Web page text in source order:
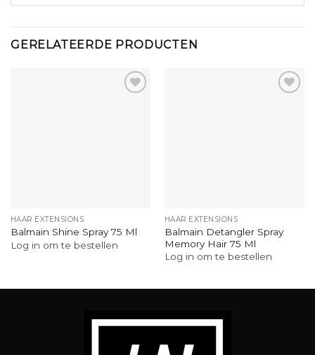
GERELATEERDE PRODUCTEN
HAAR EXTENSIONS
Balmain Shine Spray 75 Ml
Log in om te bestellen
HAAR EXTENSIONS
Balmain Detangler Spray
Memory Hair 75 Ml
Log in om te bestellen